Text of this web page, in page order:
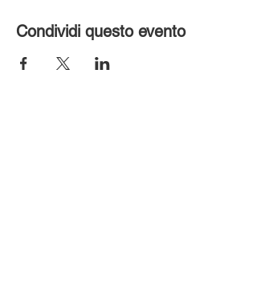
Condividi questo evento